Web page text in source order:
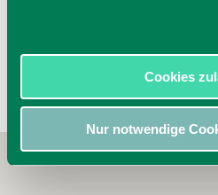
Cookies
Nur notwendige